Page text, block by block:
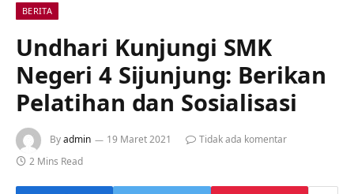
BERITA
Undhari Kunjungi SMK
Negeri 4 Sijunjung: Berikan
Pelatihan dan Sosialisasi
Byadmin 19 Maret 2021
Tidak ada komentar
2 Mins Read